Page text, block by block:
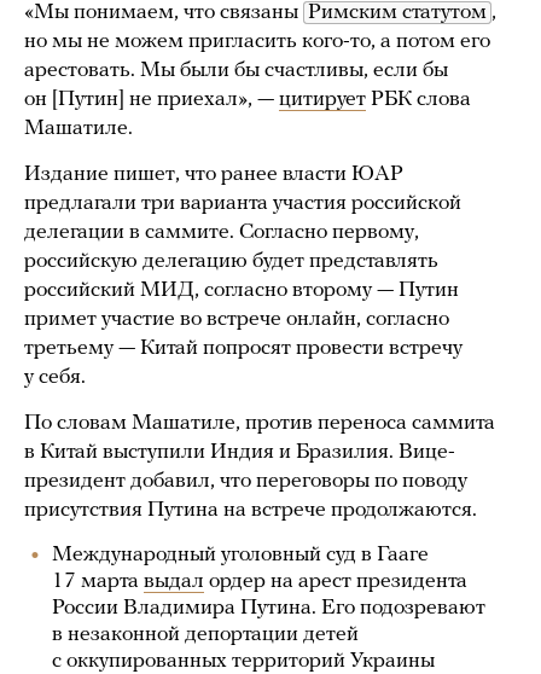
«Мы понимаем, что связаны Римским статутом ,
но мы не можем пригласить кого-то, а потом его
арестовать. Мы были бы счастливы, если бы
он [Путин] не приехал», — цитирует РБК слова
Машатиле.
Издание пишет, что ранее власти ЮАР
предлагали три варианта участия российской
делегации в саммите. Согласно первому,
российскую делегацию будет представлять
российский МИД, согласно второму — Путин
примет участие во встрече онлайн, согласно
третьему — Китай попросят провести встречу
у себя.
По словам Машатиле, против переноса саммита
в Китай выступили Индия и Бразилия. Вице-
президент добавил, что переговоры по поводу
присутствия Путина на встрече продолжаются.
Международный уголовный суд в Гааге
17 марта выдал ордер на арест президента
России Владимира Путина. Его подозревают
в незаконной депортации детей
с оккупированных территорий Украины